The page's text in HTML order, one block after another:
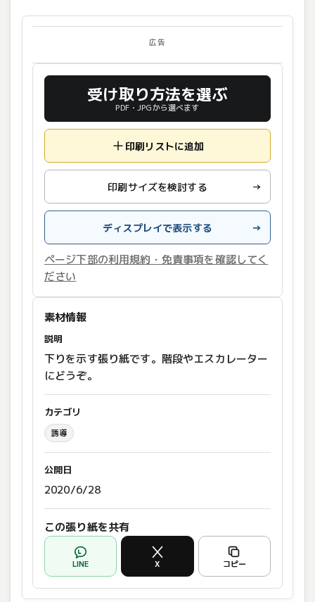
広告
受け取り方法を選ぶ
PDF・JPGから選べます
印刷リストに追加
印刷サイズを検討する →
ディスプレイで表示する →
ページ下部の利用規約・免責事項を確認してく
ださい
素材情報
説明
下りを示す張り紙です。階段やエスカレーター
にどうぞ。
カテゴリ
誘導
公開日
2020/6/28
この張り紙を共有
LINE X コピー